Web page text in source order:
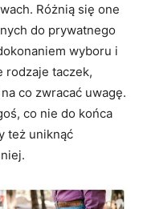
Różnią się one
do prywatnego
wyboru i
rodzaje taczek,
co zwracać uwagę.
co nie do końca
też uniknąć